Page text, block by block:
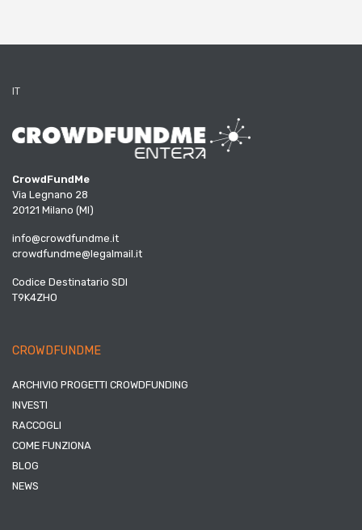
IT
CrowdFundMe
Via Legnano 28
20121 Milano (MI)
info@crowdfundme.it
crowdfundme@legalmail.it
Codice Destinatario SDI
T9K4ZHO
CROWDFUNDME
ARCHIVIO PROGETTI CROWDFUNDING
INVESTI
RACCOGLI
COME FUNZIONA
BLOG
NEWS